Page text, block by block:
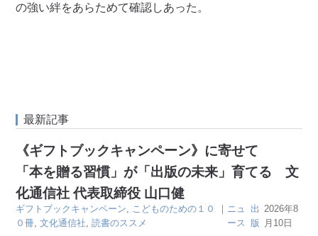
の強い絆をあらためて確認しあった。
最新記事
《ギフトブックキャンペーン》に寄せて
「本を贈る習慣」が「出版の未来」育てる 文
化通信社 代表取締役 山口健
ギフトブックキャンペーン
こどものための１０
０冊 ,文化通信社 ,読書のススメ
｜ ニュ
ース
出
版
2026年8
月10日